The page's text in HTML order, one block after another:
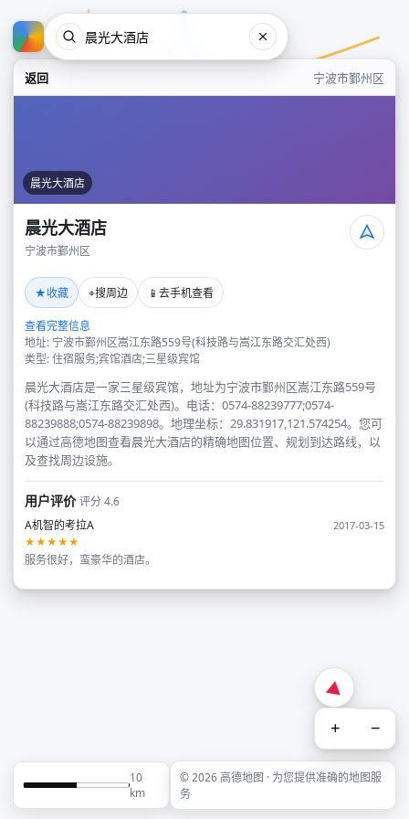
返回 宁波市鄞州区
晨光大酒店
晨光大酒店
宁波市鄞州区
★收藏 ⌖搜周边 📱 去手机查看
查看完整信息
地址: 宁波市鄞州区嵩江东路559号(科技路与嵩江东路交汇处西)
类型: 住宿服务;宾馆酒店;三星级宾馆
晨光大酒店是一家三星级宾馆，地址为宁波市鄞州区嵩江东路559号
(科技路与嵩江东路交汇处西)。电话：0574-88239777;0574-
88239888;0574-88239898。地理坐标：29.831917,121.574254。您可
以通过高德地图查看晨光大酒店的精确地图位置、规划到达路线，以
及查找周边设施。
用户评价评分 4.6
A机智的考拉A
2017-03-15
★★★★★
服务很好，蛮豪华的酒店。
+ −
10
km
© 2026 高德地图 · 为您提供准确的地图服
务